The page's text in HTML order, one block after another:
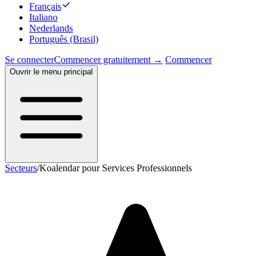
Français
Italiano
Nederlands
Português (Brasil)
Se connecterCommencer gratuitement → Commencer
Ouvrir le menu principal
Secteurs/Koalendar pour Services Professionnels